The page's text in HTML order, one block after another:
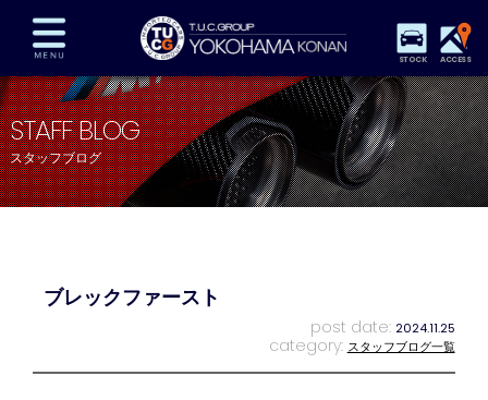
STOCK ACCESS
在庫車両情報 保証&サービス パーツリスト
TUCとは？ 店舗情報 アクセスマップ
全国納車 特別作業 注文販売
STAFF BLOG
スタッフブログ
ブレックファースト
post date: 2024.11.25
category: スタッフブログ一覧